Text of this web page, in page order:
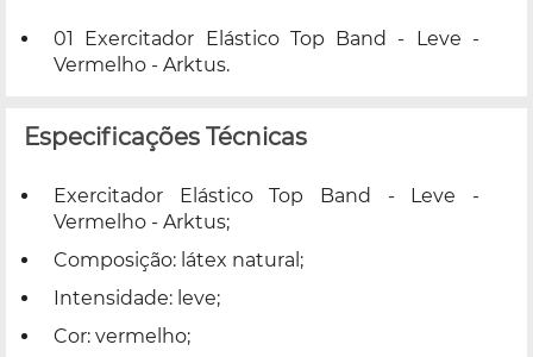
01 Exercitador Elástico Top Band - Leve -
Vermelho - Arktus.
Especificações Técnicas
Exercitador Elástico Top Band - Leve -
Vermelho - Arktus;
Composição: látex natural;
Intensidade: leve;
Cor: vermelho;